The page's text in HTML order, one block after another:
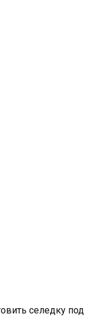
селедку под